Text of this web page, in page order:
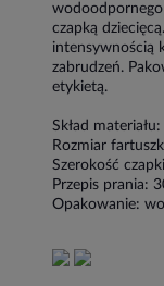
czapką
intensywnością
zabrudzeń.
etykietą.
Skład
Rozmiar
Szerokość
Przepis prania:
Opakowanie: